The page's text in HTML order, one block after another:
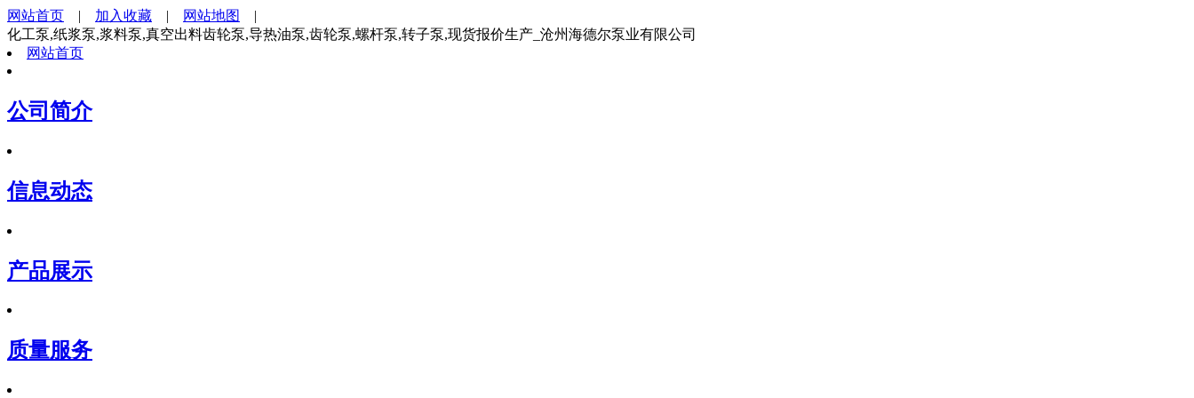
网站首页 | 加入收藏 | 网站地图
|
化工泵,纸浆泵,浆料泵,真空出料齿轮泵,导热油泵,齿轮泵,螺杆泵,转子泵,现货报价生产_沧州海德尔泵业有限公司
网站首页
公司简介
信息动态
产品展示
质量服务